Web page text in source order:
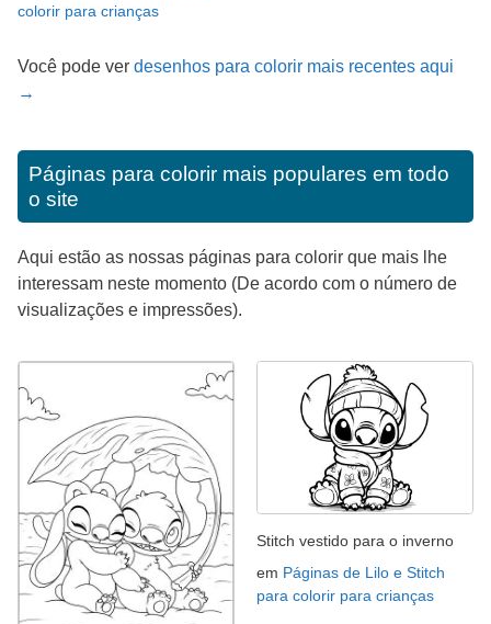
colorir para crianças
Você pode ver desenhos para colorir mais recentes aqui
→
Páginas para colorir mais populares em todo
o site
Aqui estão as nossas páginas para colorir que mais lhe
interessam neste momento (De acordo com o número de
visualizações e impressões).
Stitch vestido para o inverno
em Páginas de Lilo e Stitch
para colorir para crianças